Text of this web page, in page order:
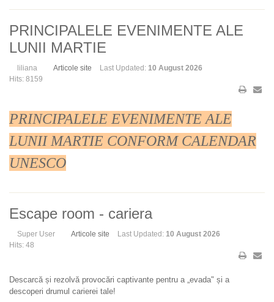
PRINCIPALELE EVENIMENTE ALE
LUNII MARTIE
liliana Articole site Last Updated: 10 August 2026
Hits: 8159
PRINCIPALELE EVENIMENTE ALE
LUNII MARTIE CONFORM CALENDAR
UNESCO
Escape room - cariera
Super User Articole site Last Updated: 10 August 2026
Hits: 48
Descarcă și rezolvă provocări captivante pentru a „evada" și a
descoperi drumul carierei tale!